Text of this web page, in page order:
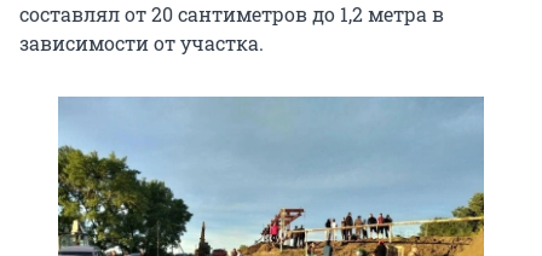
составлял от 20 сантиметров до 1,2 метра в
зависимости от участка.